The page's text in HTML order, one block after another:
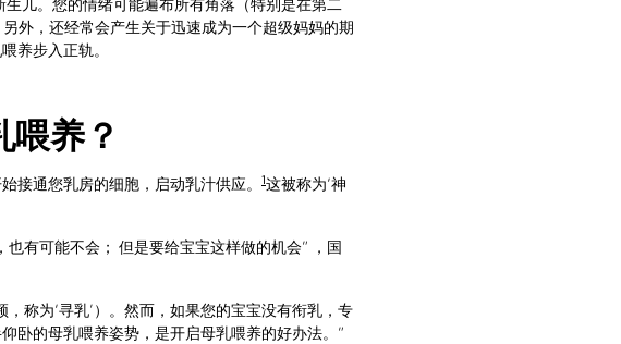
儿。您的情绪可能遍布所有角落（特别是在第二
另外，还经常会产生关于迅速成为一个超级妈妈的期
养步入正轨。
养？
接通您乳房的细胞，启动乳汁供应。 1这被称为‘神
有可能不会； 但是要给宝宝这样做的机会” ，国
称为‘寻乳’）。然而，如果您的宝宝没有衔乳，专
卧的母乳喂养姿势，是开启母乳喂养的好办法。”